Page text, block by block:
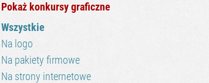
Pokaż konkursy graficzne
Wszystkie
Na logo
Na pakiety firmowe
Na strony internetowe